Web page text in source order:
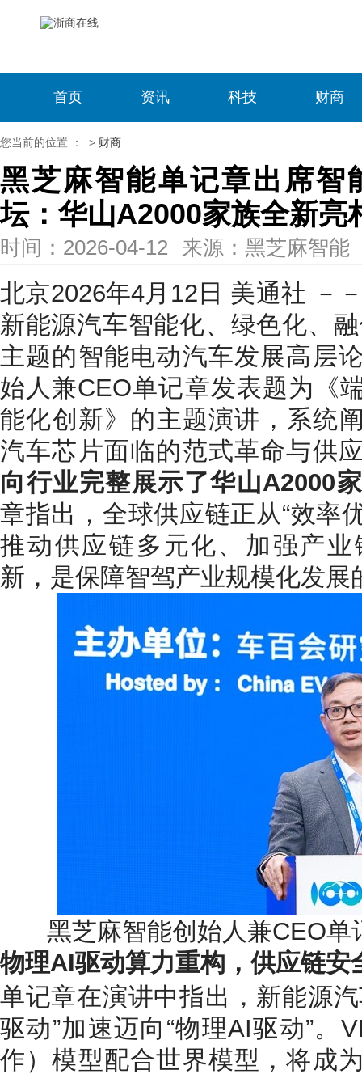
首页 资讯 科技 财商
您当前的位置 ： > 财商
黑芝麻智能单记章出席智
坛：华山A2000家族全新亮
时间：2026-04-12 来源：黑芝麻智能
北京2026年4月12日 美通社 －
新能源汽车智能化、绿色化、
主题的智能电动汽车发展高层
始人兼CEO单记章发表题为《
能化创新》的主题演讲，系统
汽车芯片面临的范式革命与供
向行业完整展示了华山A2000
章指出，全球供应链正从“效率
推动供应链多元化、加强产
新，是保障智驾产业规模化发展
黑芝麻智能创始人兼CEO单
物理AI驱动算力重构，供应链安
单记章在演讲中指出，新能源
驱动”加速迈向“物理AI驱动”。
作）模型配合世界模型，将成